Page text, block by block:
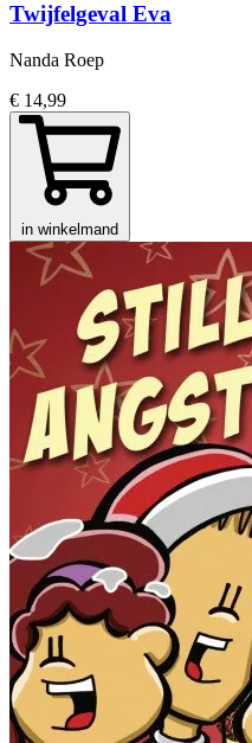
Twijfelgeval Eva
Nanda Roep
€ 14,99
in winkelmand